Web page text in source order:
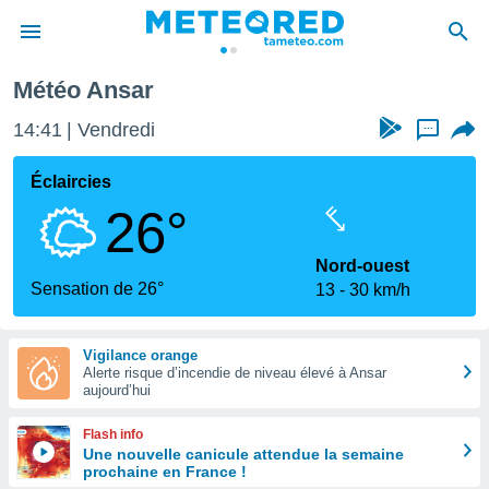
de
Météo Ansar
14:41 Vendredi ...
Éclaircies
26°
Sensation de 26°
Nord-ouest
13
30 km/h
Vigilance orange
Alerte risque d’incendie de niveau élevé à Ansar
aujourd’hui
Flash info
Une nouvelle canicule attendue la semaine
prochaine en France !